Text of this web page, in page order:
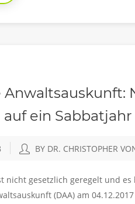
ein Sabbatjahr
BY DR. CHRISTOPHER
nicht gesetzlich geregelt und
(DAA) am